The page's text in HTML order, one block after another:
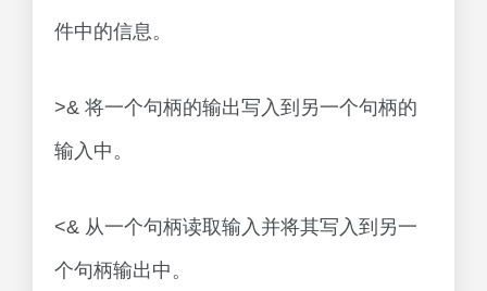
件中的信息。
>& 将一个句柄的输出写入到另一个句柄的
输入中。
<& 从一个句柄读取输入并将其写入到另一
个句柄输出中。